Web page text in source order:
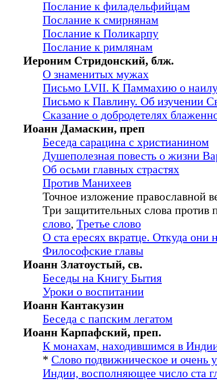
Послание к филадельфийцам
Послание к смирнянам
Послание к Поликарпу
Послание к римлянам
Иероним Стридонский, блж.
О знаменитых мужах
Письмо LVII. К Паммахию о
Письмо к Павлину. Об изучении
Сказание о добродетелях
Иоанн Дамаскин, преп
Беседа сарацина с христианином
Душеполезная повесть о жизни
Об осьми главных страстях
Против Манихеев
Точное изложение православной
Три защитительных слова
слово, Третье слово
О ста ересях вкратце. Откуда они
Философские главы
Иоанн Златоустый, св.
Беседы на Книгу Бытия
Уроки о воспитании
Иоанн Кантакузин
Беседа с папским легатом
Иоанн Карпафский, преп.
К монахам, находившимся в
* Слово подвижническое и очень
Индии, восполняющее число ста